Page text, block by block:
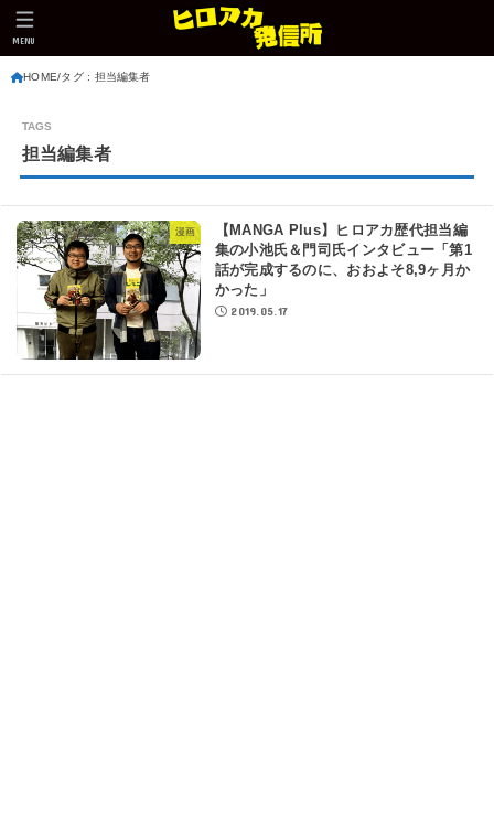
MENU
HOME タグ : 担当編集者
担当編集者
漫画
【MANGA Plus】ヒロアカ歴代担当編
集の小池氏＆門司氏インタビュー「第1
話が完成するのに、おおよそ8,9ヶ月か
かった」
2019.05.17